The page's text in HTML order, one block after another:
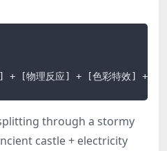
+ [物理反应] + [色彩特效] +
through a stormy
castle + electricity